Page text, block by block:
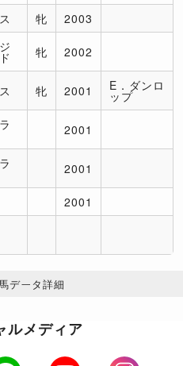
牝 2003
牝 2002
牝 2001 E．ダンロ
ップ
2001
2001
2001
データ詳細
ルメディア